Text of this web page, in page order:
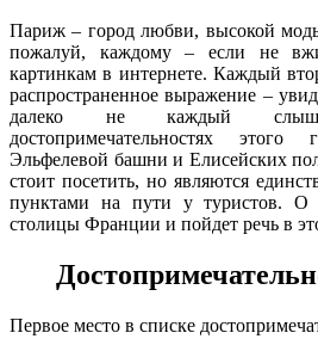
Париж – город любви, высокой
пожалуй, каждому – если не
картинкам в интернете. Каждый
распространенное выражение –
далеко не каждый
достопримечательностях
Эльфелевой башни и Елисейских
стоит посетить, но являются
пунктами на пути у туристов. О
столицы Франции и пойдет речь в
Первое место в списке